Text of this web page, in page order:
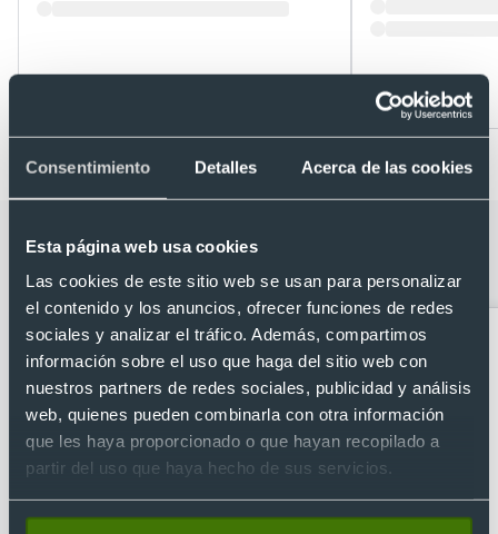
Consentimiento Detalles Acerca de las cookies
Esta página web usa cookies
Las cookies de este sitio web se usan para personalizar
el contenido y los anuncios, ofrecer funciones de redes
sociales y analizar el tráfico. Además, compartimos
información sobre el uso que haga del sitio web con
nuestros partners de redes sociales, publicidad y análisis
web, quienes pueden combinarla con otra información
que les haya proporcionado o que hayan recopilado a
partir del uso que haya hecho de sus servicios.
Desde 0,35 €
Categorías relacionadas con Bálsamo
protector labial
Abridores
personalizados
Artículos para la cocina